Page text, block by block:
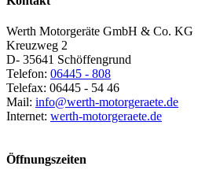
Werth Motorgeräte GmbH & Co. KG
Kreuzweg 2
D- 35641 Schöffengrund
Telefon: 06445 - 808
Telefax: 06445 - 54 46
Mail: info@werth-motorgeraete.de
Internet: werth-motorgeraete.de
Öffnungszeiten